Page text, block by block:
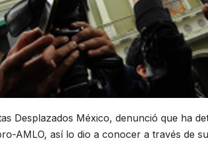
Desplazados México, denunció que ha
AMLO, así lo dio a conocer a través de